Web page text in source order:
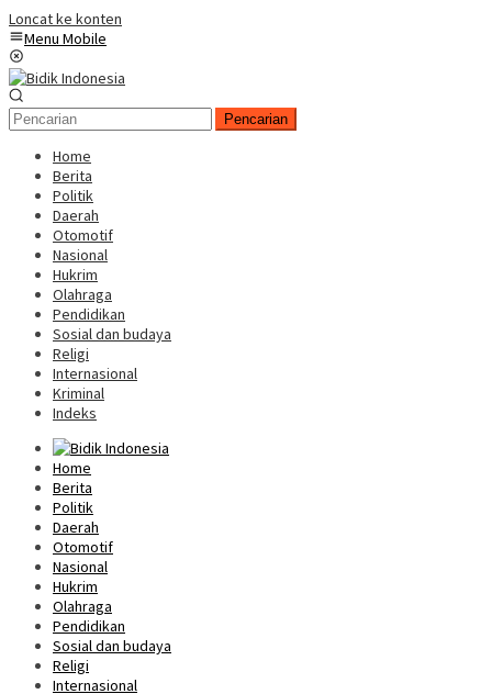
Loncat ke konten
Menu Mobile
Pencarian
Home
Berita
Politik
Daerah
Otomotif
Nasional
Hukrim
Olahraga
Pendidikan
Sosial dan budaya
Religi
Internasional
Kriminal
Indeks
Home
Berita
Politik
Daerah
Otomotif
Nasional
Hukrim
Olahraga
Pendidikan
Sosial dan budaya
Religi
Internasional